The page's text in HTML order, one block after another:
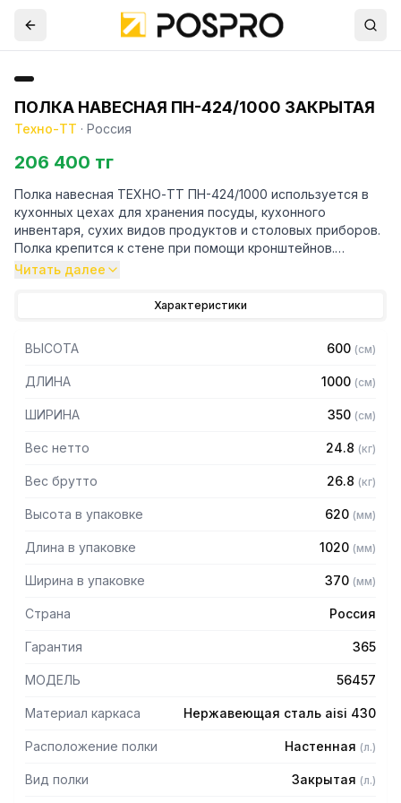
ПОЛКА НАВЕСНАЯ ПН-424/1000 ЗАКРЫТАЯ
Техно-ТТ · Россия
206 400 тг
Полка навесная ТЕХНО-ТТ ПН-424/1000 используется в
кухонных цехах для хранения посуды, кухонного
инвентаря, сухих видов продуктов и столовых приборов.
Полка крепится к стене при помощи кронштейнов.
Рекомендуем крепить полку к влагоустойчивым
— Полка-шкаф настенная
— Сварная
— Из нержавеющей стали AISI 430 толщиной 0,8 мм
— Две двери-купе
— Задняя стенка: нержавеющая сталь марки AISI 430
— Имеет накладки с вырезом "замочная скважина" для
— Полка поставляется в собранном виде
Читать далее
Характеристики
ВЫСОТА 600 (см)
ДЛИНА 1000 (см)
ШИРИНА 350 (см)
Вес нетто 24.8 (кг)
Вес брутто 26.8 (кг)
Высота в упаковке 620 (мм)
Длина в упаковке 1020 (мм)
Ширина в упаковке 370 (мм)
Страна Россия
Гарантия 365
МОДЕЛЬ 56457
Материал каркаса Нержавеющая сталь aisi 430
Расположение полки Настенная (л.)
Вид полки Закрытая (л.)